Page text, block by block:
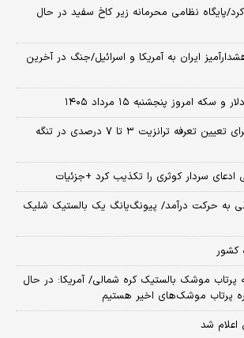
پایگاه نظامی محرمانه زیر کاخ سفید در حال
ایران به آمریکا و اسرائیل/جنگ در آخرین
امروز پنجشنبه ۱۵ مرداد ۱۴۰۵
رویترز: ایران و عمان برای تعیین تعرفه ترانزیت ۳ تا ۷ درصدی در تنگه
ادعای سردار کوثری را تکذیب کرد +جزئیات
به حرکت درآمد/ پیونگ‌یانگ یک بالستیک شلیک
کشور
پرتاب موشک بالستیک کره شمالی/ آمریکا: در حال
پرتاب موشک‌های اخیر هستیم
شد